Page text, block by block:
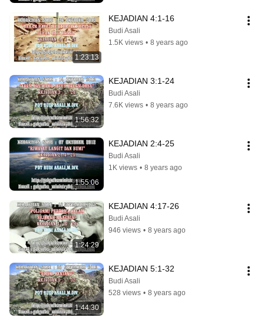
1:23:13
KEJADIAN 4:1-16
Budi Asali
1.5K views • 8 years ago
1:56:32
KEJADIAN 3:1-24
Budi Asali
7.6K views • 8 years ago
1:55:06
KEJADIAN 2:4-25
Budi Asali
1K views • 8 years ago
1:24:29
KEJADIAN 4:17-26
Budi Asali
946 views • 8 years ago
1:44:30
KEJADIAN 5:1-32
Budi Asali
528 views • 8 years ago